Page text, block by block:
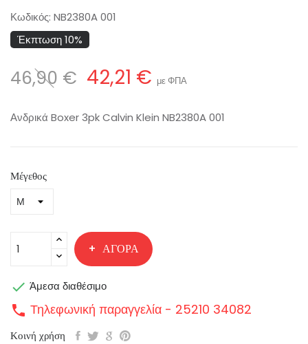
Κωδικός: NB2380A 001
Έκπτωση 10%
46,90 € 42,21 € με ΦΠΑ
Ανδρικά Boxer 3pk Calvin Klein NB2380A 001
Μέγεθος
ΑΓΟΡΆ
 Άμεσα διαθέσιμο
call Τηλεφωνική παραγγελία - 25210 34082
Κοινή χρήση